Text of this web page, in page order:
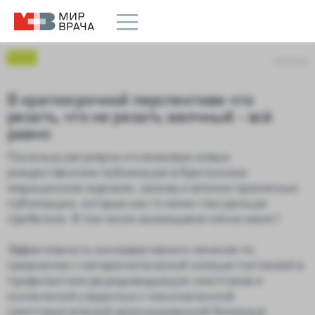
Блоги
В краткосрочной перспективе что
резать, что не резать желчный - всё
равно
Поскольку регулярно отслеживаю новые
рождественские публикации в Британском
медицинском журнале, нахожу и вполне приличные
публикации, которые как-то мимо глаз раньше
пробегали. В том числе касающиеся лично меня )
Эффективность консервативного лечения по
сравнению с лапароскопической холецистэктомией в
профилактике рецидивирующих симптомов и
осложнений у взрослых с неосложненной
симптоматической желчнокаменной болезнью